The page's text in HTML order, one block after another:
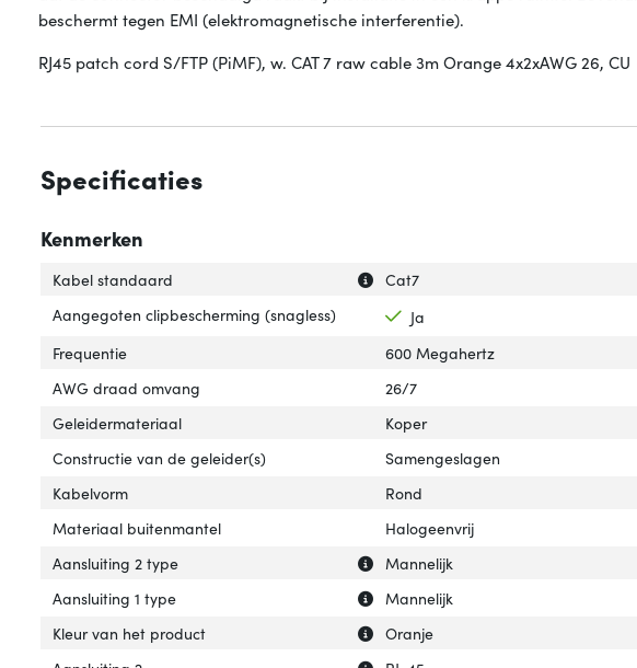
beschermt tegen EMI (elektromagnetische interferentie).
RJ45 patch cord S/FTP (PiMF), w. CAT 7 raw cable 3m Orange 4x2xAWG 26, CU
Specificaties
Kenmerken
Uitleg over 'Kabel standaard'
Verberg uitleg over 'Kabel standaard'
Kabel standaard
Cat7
Aangegoten clipbescherming (snagless)
Ja
Frequentie
600 Megahertz
AWG draad omvang
26/7
Geleidermateriaal
Koper
Constructie van de geleider(s)
Samengeslagen
Kabelvorm
Rond
Materiaal buitenmantel
Halogeenvrij
Uitleg over 'Aansluiting 2 type'
Verberg uitleg over 'Aansluiting 2 type'
Aansluiting 2 type
Mannelijk
Uitleg over 'Aansluiting 1 type'
Verberg uitleg over 'Aansluiting 1 type'
Aansluiting 1 type
Mannelijk
Uitleg over 'Kleur van het product'
Verberg uitleg over 'Kleur van het
Kleur van het product
Oranje